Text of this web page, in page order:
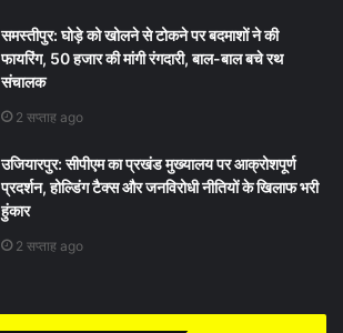
समस्तीपुर: घोड़े को खोलने से टोकने पर बदमाशों ने की
फायरिंग, 50 हजार की मांगी रंगदारी, बाल-बाल बचे रथ
संचालक
2 सप्ताह ago
उजियारपुर: सीपीएम का प्रखंड मुख्यालय पर आक्रोशपूर्ण
प्रदर्शन, होल्डिंग टैक्स और जनविरोधी नीतियों के खिलाफ भरी
हुंकार
2 सप्ताह ago